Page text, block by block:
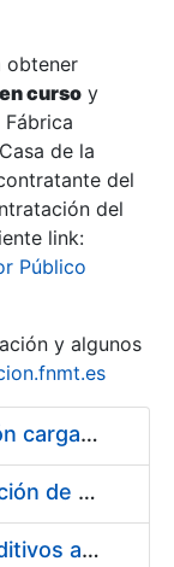
obtener
curso y
de la
del
del
link:
Público
y algunos
Pliego condiciones optimización cargas compras firmado
Acuerdo marco para la fabricación de piezas
Suministro de Protectores Auditivos a medida para las personas trabajadoras de los Centros de Trabajo de Madrid y Burgos